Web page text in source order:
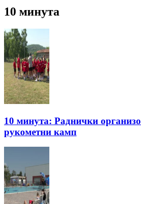
10 минута
10 минута: Раднички
рукометни камп